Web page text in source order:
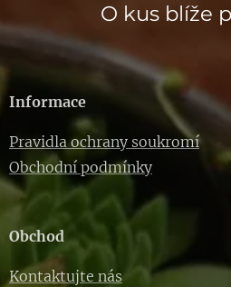
O kus blíže
Informace
Pravidla ochrany soukromí
Obchodní podmínky
Obchod
Kontaktujte nás